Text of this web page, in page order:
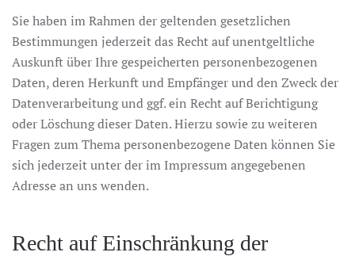
Sie haben im Rahmen der geltenden gesetzlichen
Bestimmungen jederzeit das Recht auf unentgeltliche
Auskunft über Ihre gespeicherten personenbezogenen
Daten, deren Herkunft und Empfänger und den Zweck der
Datenverarbeitung und ggf. ein Recht auf Berichtigung
oder Löschung dieser Daten. Hierzu sowie zu weiteren
Fragen zum Thema personenbezogene Daten können Sie
sich jederzeit unter der im Impressum angegebenen
Adresse an uns wenden.
Recht auf Einschränkung der